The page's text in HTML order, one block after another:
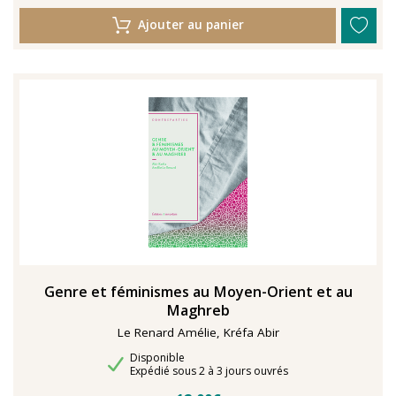
Ajouter au panier
Genre et féminismes au Moyen-Orient et au
Maghreb
Le Renard Amélie, Kréfa Abir
Disponibilité
Disponible
Délais de livraison
Expédié sous 2 à 3 jours ouvrés